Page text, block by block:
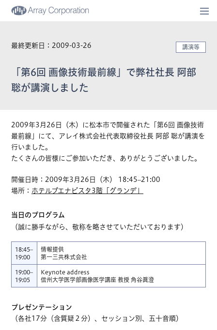
最終更新日：2009-03-26 講演等
「第6回 画像技術最前線」で弊社社長 阿部
聡が講演しました
2009年3月26日（木）に松本市で開催された「第6回 画像技術
最前線」にて、アレイ株式会社代表取締役社長 阿部 聡が講演を
行いました。
たくさんの皆様にご参加いただき、ありがとうございました。
開催日時：2009年3月26日（木） 18:45–21:00
場所： ホテルブエナビスタ3階「グランデ」
当日のプログラム
（誠に勝手ながら、敬称を略させていただいております）
18:45–
19:00
情報提供
第一三共株式会社
19:00–
19:05
Keynote address
信州大学医学部画像医学講座 教授 角谷眞澄
プレゼンテーション
（各社17分（含質疑２分）、セッション別、五十音順）